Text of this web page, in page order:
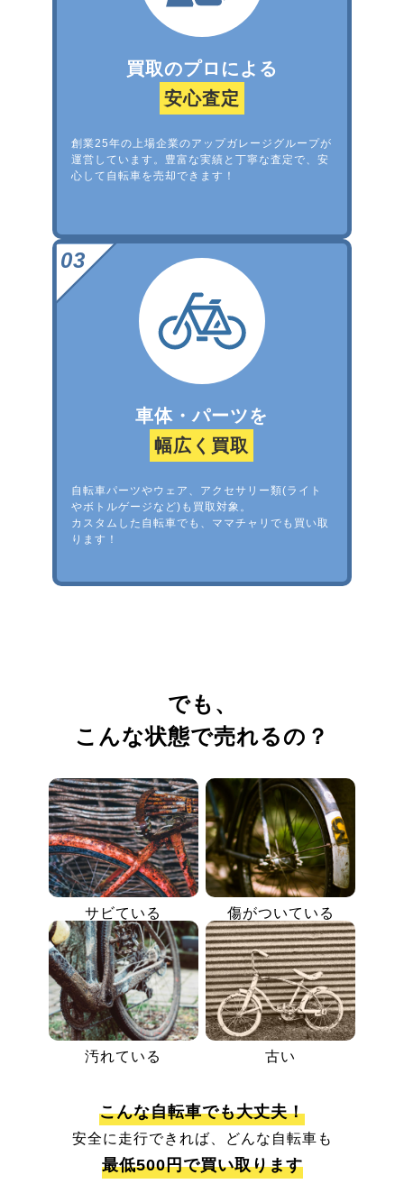
買取のプロによる
安心査定
創業25年の上場企業のアップガレージグループが
運営しています。豊富な実績と丁寧な査定で、安
心して自転車を売却できます！
車体・パーツを
幅広く買取
自転車パーツやウェア、アクセサリー類(ライト
やボトルゲージなど)も買取対象。
カスタムした自転車でも、ママチャリでも買い取
ります！
でも、
こんな状態で売れるの？
サビている 傷がついている
汚れている 古い
こんな自転車でも大丈夫！
安全に走行できれば、どんな自転車も
最低500円で買い取ります